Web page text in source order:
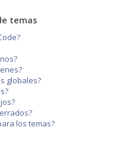
temas
globales?
los temas?